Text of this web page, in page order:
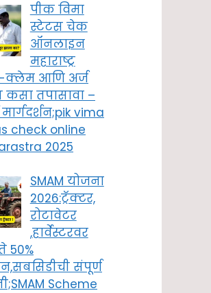
पीक विमा
स्टेटस चेक
ऑनलाइन
महाराष्ट्र
क्लेम आणि अर्ज
कसा तपासावा –
vima
check online
2025
SMAM योजना
2026:ट्रॅक्टर,
रोटावेटर
,हार्वेस्टरवर
50%
संपूर्ण
Scheme